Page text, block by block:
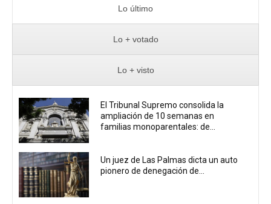
Lo último
Lo + votado
Lo + visto
El Tribunal Supremo consolida la
ampliación de 10 semanas en
familias monoparentales: de...
Un juez de Las Palmas dicta un auto
pionero de denegación de...